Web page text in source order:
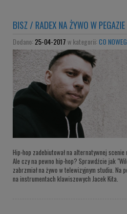
BISZ / RADEX NA ŻYWO W PEGAZIE
Dodano: 25-04-2017w kategorii: CO
Hip-hop zadebiutował na alternatywnej scenie
Ale czy na pewno hip-hop? Sprawdźcie jak
zabrzmiał na żywo w telewizyjnym studiu. Na
na instrumentach klawiszowych Jacek Kita.